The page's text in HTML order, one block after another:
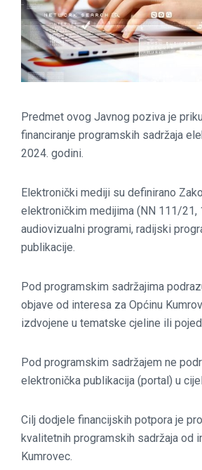
Predmet ovog Javnog poziva je
financiranje programskih sadržaja
2024. godini.
Elektronički mediji su definirano
elektroničkim medijima (NN 111/21,
audiovizualni programi, radijski
publikacije.
Pod programskim sadržajima
objave od interesa za Općinu
izdvojene u tematske cjeline ili
Pod programskim sadržajem ne
elektronička publikacija (portal) u
Cilj dodjele financijskih potpora je
kvalitetnih programskih sadržaja od
Kumrovec.